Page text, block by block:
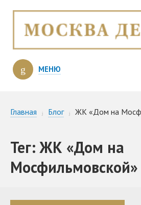
МЕНЮ
Главная Блог ЖК «Дом на
Тег: ЖК «Дом на
Мосфильмовской»